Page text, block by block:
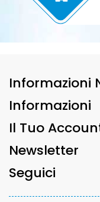
Informazioni
Informazioni
Il Tuo
Newsletter
Seguici